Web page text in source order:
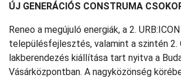
ÚJ GENERÁCIÓS CONSTRUMA
Reneo a megújuló energiák, a 2.
településfejlesztés, valamint a szintén 2.
lakberendezés kiállítása tart nyitva a
Vásárközpontban. A nagyközönség